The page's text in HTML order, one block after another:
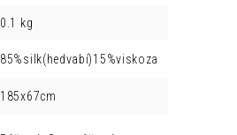
0.1 kg
85%silk(hedvabí)15%viskoza
185x67cm